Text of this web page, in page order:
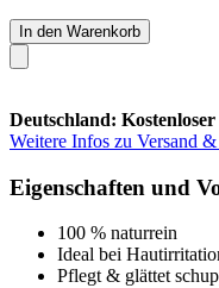
In den Warenkorb
Deutschland:
Weitere Infos zu Versand
Eigenschaften und
100 % naturrein
Ideal bei
Pflegt & glättet